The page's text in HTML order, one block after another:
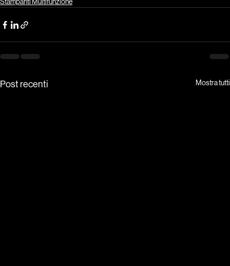
Post recenti Mostra tutti